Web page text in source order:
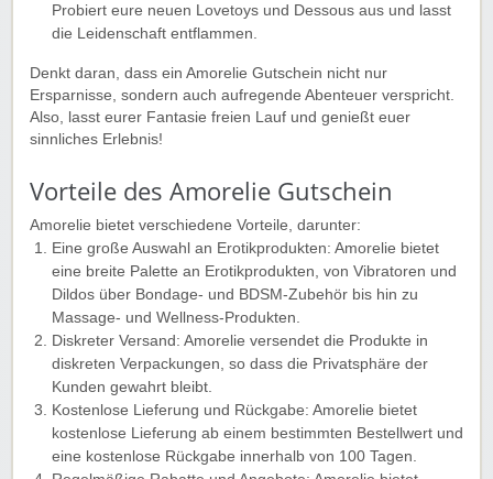
Probiert eure neuen Lovetoys und Dessous aus und lasst
die Leidenschaft entflammen.
Denkt daran, dass ein Amorelie Gutschein nicht nur
Ersparnisse, sondern auch aufregende Abenteuer verspricht.
Also, lasst eurer Fantasie freien Lauf und genießt euer
sinnliches Erlebnis!
Vorteile des Amorelie Gutschein
Amorelie bietet verschiedene Vorteile, darunter:
Eine große Auswahl an Erotikprodukten: Amorelie bietet
eine breite Palette an Erotikprodukten, von Vibratoren und
Dildos über Bondage- und BDSM-Zubehör bis hin zu
Massage- und Wellness-Produkten.
Diskreter Versand: Amorelie versendet die Produkte in
diskreten Verpackungen, so dass die Privatsphäre der
Kunden gewahrt bleibt.
Kostenlose Lieferung und Rückgabe: Amorelie bietet
kostenlose Lieferung ab einem bestimmten Bestellwert und
eine kostenlose Rückgabe innerhalb von 100 Tagen.